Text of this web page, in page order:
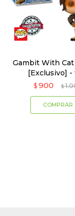
Gambit With Cat
[Exclusivo] -
$ 900 $